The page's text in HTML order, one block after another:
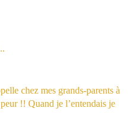
chez mes grands-parents à
!! Quand je l’entendais je